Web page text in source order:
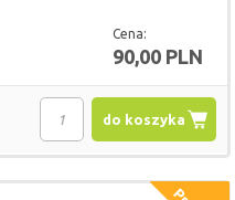
Cena:
90,00 PLN
do koszyka